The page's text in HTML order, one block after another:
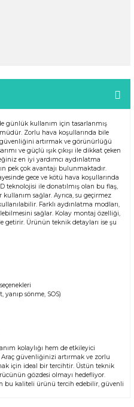
günlük kullanım için tasarlanmış
Zorlu hava koşullarında bile
artırmak ve görünürlüğü
ve güçlü ışık çıkışı ile dikkat çeken
en iyi yardımcı aydınlatma
pek çok avantajı bulunmaktadır.
gece ve kötü hava koşullarında
ile donatılmış olan bu flaş,
sağlar. Ayrıca, su geçirmez
Farklı aydınlatma modları,
sağlar. Kolay montaj özelliği,
getirir. Ürünün teknik detayları ise şu
yanıp sönme, SOS)
kolaylığı hem de etkileyici
güvenliğinizi artırmak ve zorlu
için ideal bir tercihtir. Üstün teknik
gözdesi olmayı hedefliyor.
bu kaliteli ürünü tercih edebilir, güvenli